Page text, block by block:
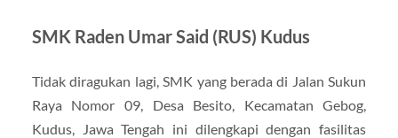
SMK Raden Umar Said (RUS) Kudus
Tidak diragukan lagi, SMK yang berada di Jalan Sukun
Raya Nomor 09, Desa Besito, Kecamatan Gebog,
Kudus, Jawa Tengah ini dilengkapi dengan fasilitas